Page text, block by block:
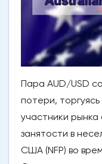
Пара AUD/USD
потери,
участники
занятости в
США (NFP) во